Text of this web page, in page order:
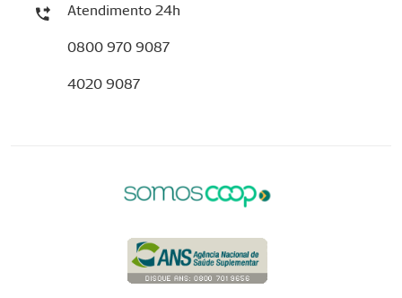
Atendimento 24h
0800 970 9087
4020 9087